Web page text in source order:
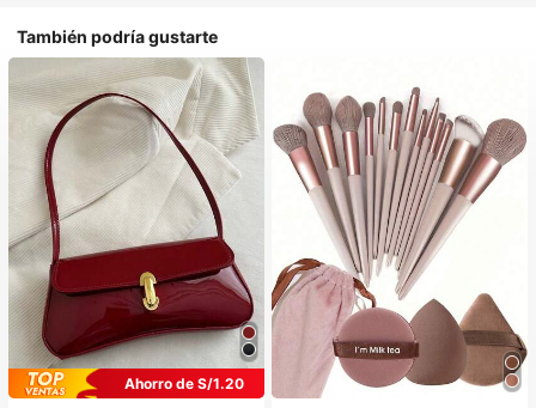
También podría gustarte
Ahorro de S/1.20